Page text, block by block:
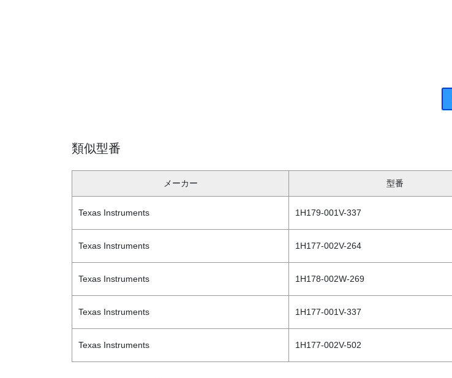
類似型番
メーカー 型番
Texas Instruments 1H179-001V-337
Texas Instruments 1H177-002V-264
Texas Instruments 1H178-002W-269
Texas Instruments 1H177-001V-337
Texas Instruments 1H177-002V-502